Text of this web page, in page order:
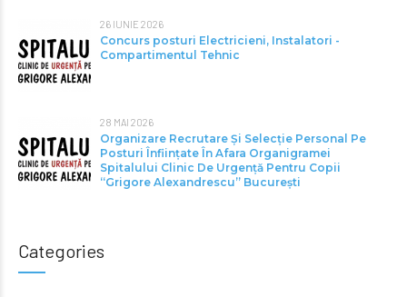
26 IUNIE 2026
Concurs posturi Electricieni, Instalatori -
Compartimentul Tehnic
28 MAI 2026
Organizare Recrutare Și Selecție Personal Pe
Posturi Înființate În Afara Organigramei
Spitalului Clinic De Urgență Pentru Copii
“Grigore Alexandrescu” Bucureşti
Categories